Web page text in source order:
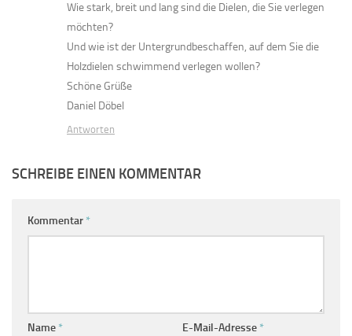
Wie stark, breit und lang sind die Dielen, die Sie verlegen
möchten?
Und wie ist der Untergrundbeschaffen, auf dem Sie die
Holzdielen schwimmend verlegen wollen?
Schöne Grüße
Daniel Döbel
Antworten
SCHREIBE EINEN KOMMENTAR
Kommentar *
Name * E-Mail-Adresse *